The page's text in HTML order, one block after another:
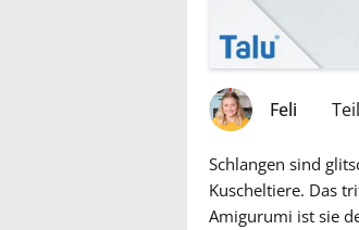
Feli
Schlangen sind
Kuscheltiere. Das
Amigurumi ist sie